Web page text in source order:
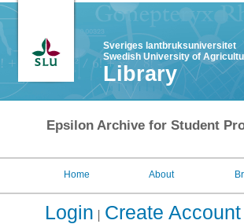
Sveriges lantbruksuniversitet
Swedish University of
Library
Epsilon Archive for Student
Home About
Login Create Account